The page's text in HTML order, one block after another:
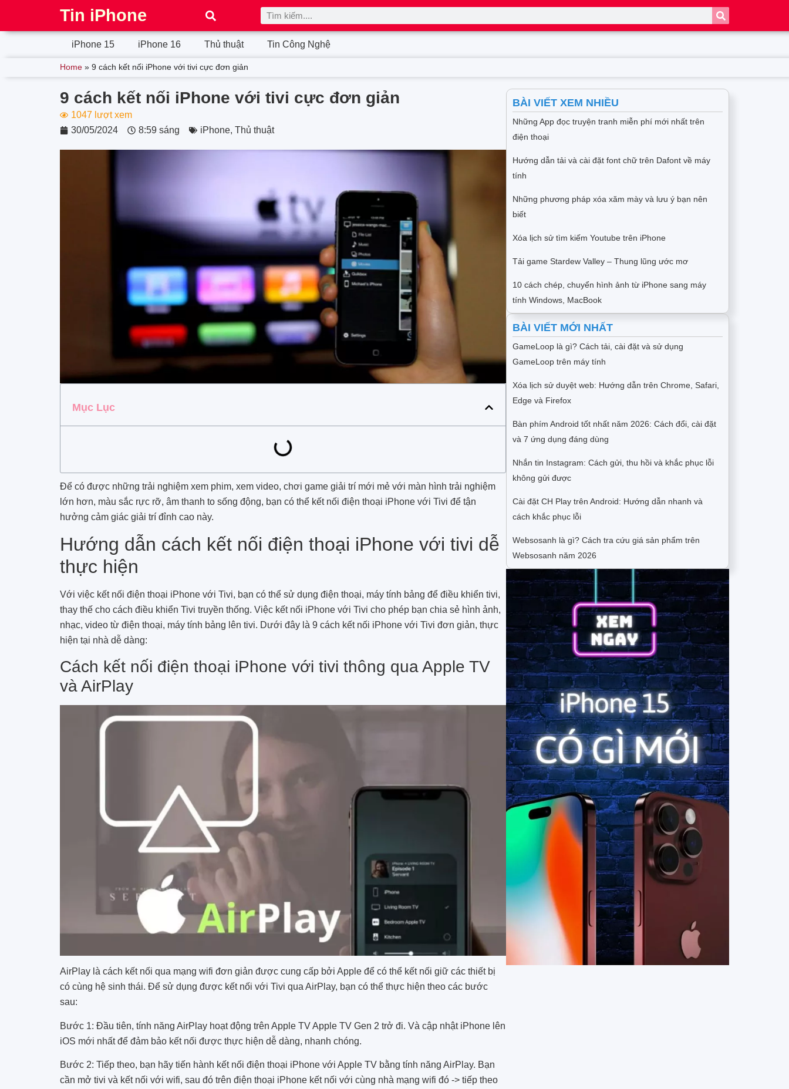
Tin iPhone
iPhone 15 iPhone 16 Thủ thuật Tin Công Nghệ
Home » 9 cách kết nối iPhone với tivi cực đơn giản
9 cách kết nối iPhone với tivi cực đơn giản
1047 lượt xem
30/05/2024
8:59 sáng iPhone, Thủ thuật
Mục Lục
Để có được những trải nghiệm xem phim, xem video, chơi game giải trí mới mẻ với màn hình trải nghiệm
lớn hơn, màu sắc rực rỡ, âm thanh to sống động, bạn có thể kết nối điện thoại iPhone với Tivi để tận
hưởng cảm giác giải trí đỉnh cao này.
Hướng dẫn cách kết nối điện thoại iPhone với tivi dễ
thực hiện
Với việc kết nối điện thoại iPhone với Tivi, bạn có thể sử dụng điện thoại, máy tính bảng để điều khiển tivi,
thay thế cho cách điều khiển Tivi truyền thống. Việc kết nối iPhone với Tivi cho phép bạn chia sẻ hình ảnh,
nhạc, video từ điện thoại, máy tính bảng lên tivi. Dưới đây là 9 cách kết nối iPhone với Tivi đơn giản, thực
hiện tại nhà dễ dàng:
Cách kết nối điện thoại iPhone với tivi thông qua Apple TV
và AirPlay
AirPlay là cách kết nối qua mạng wifi đơn giản được cung cấp bởi Apple để có thể kết nối giữ các thiết bị
có cùng hệ sinh thái. Để sử dụng được kết nối với Tivi qua AirPlay, bạn có thể thực hiện theo các bước
sau:
Bước 1: Đầu tiên, tính năng AirPlay hoạt động trên Apple TV Apple TV Gen 2 trở đi. Và cập nhật iPhone lên
iOS mới nhất để đảm bảo kết nối được thực hiện dễ dàng, nhanh chóng.
Bước 2: Tiếp theo, bạn hãy tiến hành kết nối điện thoại iPhone với Apple TV bằng tính năng AirPlay. Bạn
cần mở tivi và kết nối với wifi, sau đó trên điện thoại iPhone kết nối với cùng nhà mạng wifi đó -> tiếp theo
BÀI VIẾT XEM NHIỀU
Những App đọc truyện tranh miễn phí mới nhất trên
điện thoại
Hướng dẫn tải và cài đặt font chữ trên Dafont về máy
tính
Những phương pháp xóa xăm mày và lưu ý bạn nên
biết
Xóa lịch sử tìm kiếm Youtube trên iPhone
Tải game Stardew Valley – Thung lũng ước mơ
10 cách chép, chuyển hình ảnh từ iPhone sang máy
tính Windows, MacBook
BÀI VIẾT MỚI NHẤT
GameLoop là gì? Cách tải, cài đặt và sử dụng
GameLoop trên máy tính
Xóa lịch sử duyệt web: Hướng dẫn trên Chrome, Safari,
Edge và Firefox
Bàn phím Android tốt nhất năm 2026: Cách đổi, cài đặt
và 7 ứng dụng đáng dùng
Nhắn tin Instagram: Cách gửi, thu hồi và khắc phục lỗi
không gửi được
Cài đặt CH Play trên Android: Hướng dẫn nhanh và
cách khắc phục lỗi
Websosanh là gì? Cách tra cứu giá sản phẩm trên
Websosanh năm 2026